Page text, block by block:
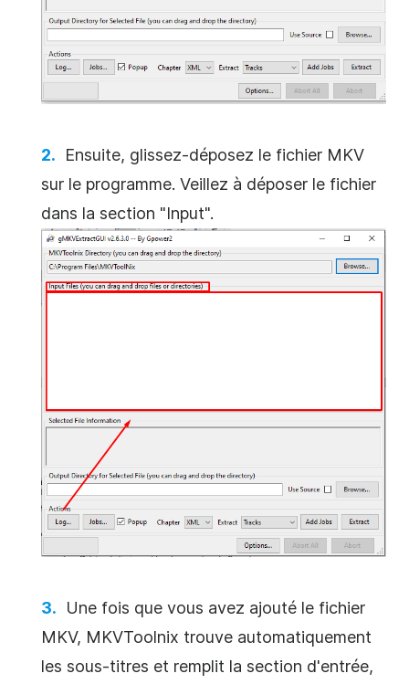
Ensuite, glissez-déposez le fichier MKV
sur le programme. Veillez à déposer le fichier
dans la section "Input".
Une fois que vous avez ajouté le fichier
MKV, MKVToolnix trouve automatiquement
les sous-titres et remplit la section d'entrée,